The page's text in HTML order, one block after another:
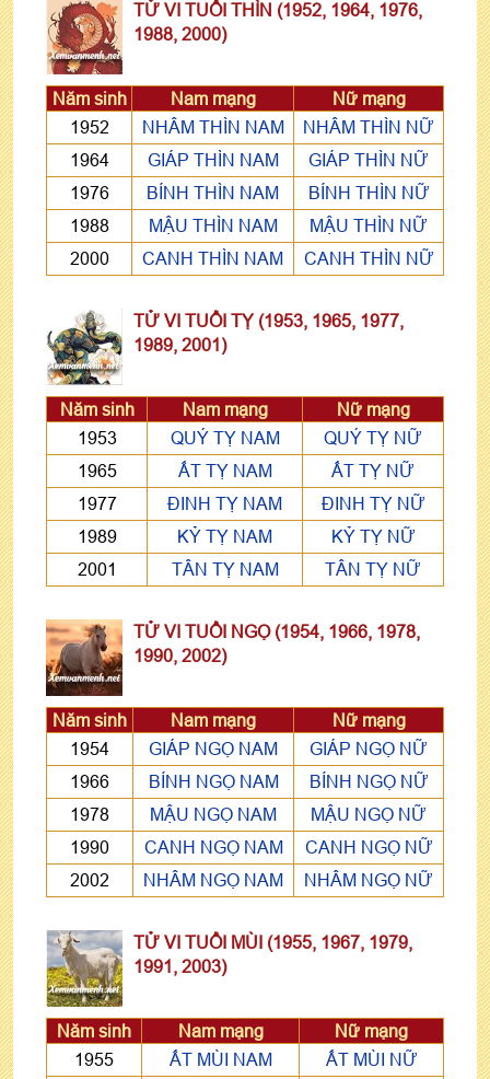
TỬ VI TUỔI THÌN (1952, 1964, 1976,
1988, 2000)
Năm sinh Nam mạng
Nữ mạng
1952
NHÂM THÌN NAM
NHÂM THÌN NỮ
1964
GIÁP THÌN NAM
GIÁP THÌN NỮ
1976
BÍNH THÌN NAM
BÍNH THÌN NỮ
1988
MẬU THÌN NAM
MẬU THÌN NỮ
2000
CANH THÌN NAM CANH THÌN NỮ
TỬ VI TUỔI TỴ (1953, 1965, 1977,
1989, 2001)
Năm sinh Nam mạng
Nữ mạng
1953
QUÝ TỴ NAM
QUÝ TỴ NỮ
1965
ẤT TỴ NAM
ẤT TỴ NỮ
1977
ĐINH TỴ NAM
ĐINH TỴ NỮ
1989
KỶ TỴ NAM
KỶ TỴ NỮ
2001
TÂN TỴ NAM TÂN TỴ NỮ
TỬ VI TUỔI NGỌ (1954, 1966, 1978,
1990, 2002)
Năm sinh Nam mạng
Nữ mạng
1954
GIÁP NGỌ NAM
GIÁP NGỌ NỮ
1966
BÍNH NGỌ NAM
BÍNH NGỌ NỮ
1978
MẬU NGỌ NAM
MẬU NGỌ NỮ
1990
CANH NGỌ NAM
CANH NGỌ NỮ
2002
NHÂM NGỌ NAM NHÂM NGỌ NỮ
TỬ VI TUỔI MÙI (1955, 1967, 1979,
1991, 2003)
Năm sinh Nam mạng
Nữ mạng
1955
ẤT MÙI NAM
ẤT MÙI NỮ